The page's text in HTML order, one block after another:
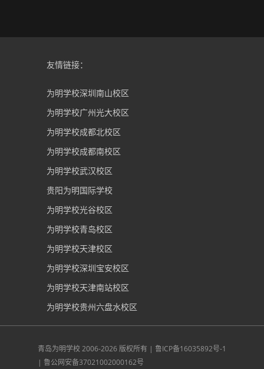
友情链接：
为明学校深圳南山校区
为明学校广州光大校区
为明学校成都北校区
为明学校成都南校区
为明学校武汉校区
贵阳为明国际学校
为明学校光谷校区
为明学校青岛校区
为明学校天津校区
为明学校深圳宝安校区
为明学校天津南站校区
为明学校贵州六盘水校区
青岛为明学校2006-2026 版权所有 | 鲁ICP备16035892号-1
| 鲁公网安备37021002000162号